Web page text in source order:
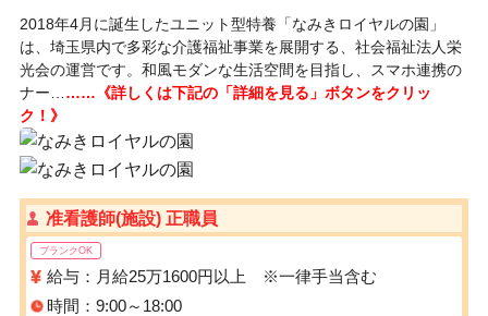
2018年4月に誕生したユニット型特養「なみきロイヤルの園」
は、埼玉県内で多彩な介護福祉事業を展開する、社会福祉法人栄
光会の運営です。和風モダンな生活空間を目指し、スマホ連携の
ナー… ……《詳しくは下記の「詳細を見る」ボタンをクリッ
ク！》
准看護師(施設) 正職員
ブランクOK
給与：月給25万1600円以上 ※一律手当含む
時間：9:00～18:00